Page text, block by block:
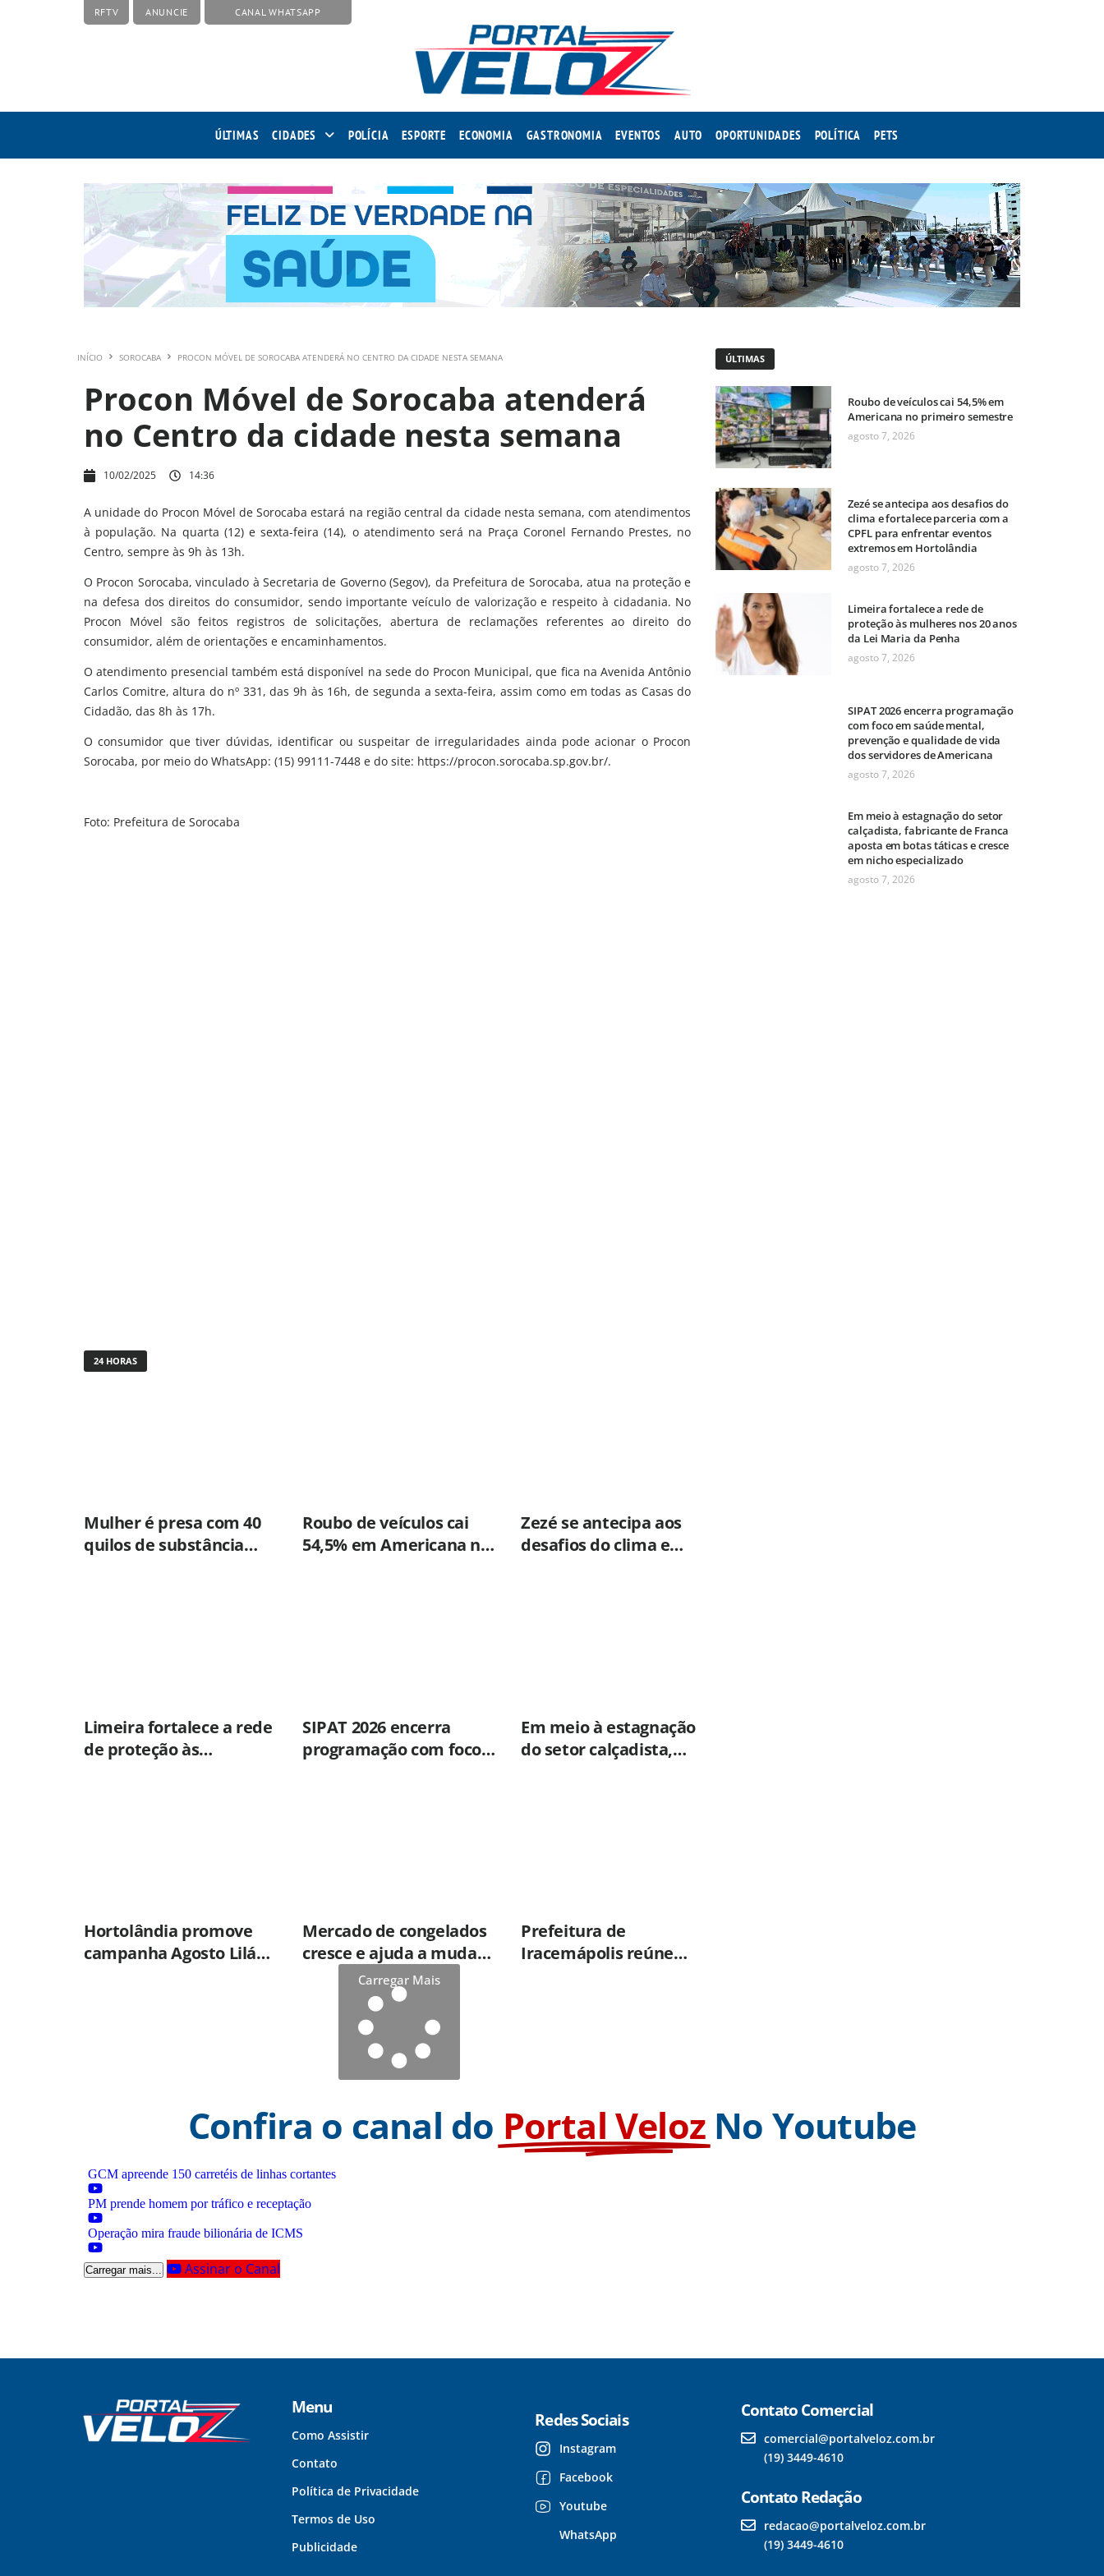
RFTV ANUNCIE CANAL WHATSAPP
ÚLTIMAS CIDADES POLÍCIA ESPORTE ECONOMIA GASTRONOMIA EVENTOS AUTO OPORTUNIDADES POLÍTICA PETS
INÍCIO SOROCABA PROCON MÓVEL DE SOROCABA ATENDERÁ NO CENTRO DA CIDADE NESTA SEMANA
Procon Móvel de Sorocaba atenderá
no Centro da cidade nesta semana
10/02/2025 14:36
A unidade do Procon Móvel de Sorocaba estará na região central da cidade nesta semana, com atendimentos
à população. Na quarta (12) e sexta-feira (14), o atendimento será na Praça Coronel Fernando Prestes, no
Centro, sempre às 9h às 13h.
O Procon Sorocaba, vinculado à Secretaria de Governo (Segov), da Prefeitura de Sorocaba, atua na proteção e
na defesa dos direitos do consumidor, sendo importante veículo de valorização e respeito à cidadania. No
Procon Móvel são feitos registros de solicitações, abertura de reclamações referentes ao direito do
consumidor, além de orientações e encaminhamentos.
O atendimento presencial também está disponível na sede do Procon Municipal, que fica na Avenida Antônio
Carlos Comitre, altura do nº 331, das 9h às 16h, de segunda a sexta-feira, assim como em todas as Casas do
Cidadão, das 8h às 17h.
O consumidor que tiver dúvidas, identificar ou suspeitar de irregularidades ainda pode acionar o Procon
Sorocaba, por meio do WhatsApp: (15) 99111-7448 e do site: https://procon.sorocaba.sp.gov.br/.
Foto: Prefeitura de Sorocaba
ÚLTIMAS
Roubo de veículos cai 54,5% em
Americana no primeiro semestre
agosto 7, 2026
Zezé se antecipa aos desafios do
clima e fortalece parceria com a
CPFL para enfrentar eventos
extremos em Hortolândia
agosto 7, 2026
Limeira fortalece a rede de
proteção às mulheres nos 20 anos
da Lei Maria da Penha
agosto 7, 2026
SIPAT 2026 encerra programação
com foco em saúde mental,
prevenção e qualidade de vida
dos servidores de Americana
agosto 7, 2026
Em meio à estagnação do setor
calçadista, fabricante de Franca
aposta em botas táticas e cresce
em nicho especializado
agosto 7, 2026
24 HORAS
Mulher é presa com 40
quilos de substância
Roubo de veículos cai
54,5% em Americana no
Zezé se antecipa aos
desafios do clima e
Limeira fortalece a rede
de proteção às
SIPAT 2026 encerra
programação com foco
Em meio à estagnação
do setor calçadista,
Hortolândia promove
campanha Agosto Lilás
Mercado de congelados
cresce e ajuda a mudar
percepção sobre
qualidade dos alimentos
prontos
Prefeitura de
Iracemápolis reúne
Carregar Mais
Confira o canal do Portal Veloz No Youtube
GCM apreende 150 carretéis de linhas cortantes
PM prende homem por tráfico e receptação
Operação mira fraude bilionária de ICMS
Carregar mais... Assinar o Canal
Menu
Como Assistir
Contato
Política de Privacidade
Termos de Uso
Publicidade
Redes Sociais
Instagram
Facebook
Youtube
WhatsApp
Contato Comercial
comercial@portalveloz.com.br
(19) 3449-4610
Contato Redação
redacao@portalveloz.com.br
(19) 3449-4610